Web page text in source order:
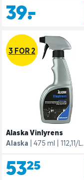
39,-
3 FOR 2
Alaska Vinlyrens
Alaska
475 ml 112,11/L.
53,25